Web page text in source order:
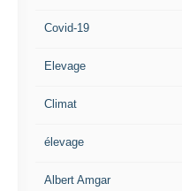
Covid-19
Elevage
Climat
élevage
Albert Amgar